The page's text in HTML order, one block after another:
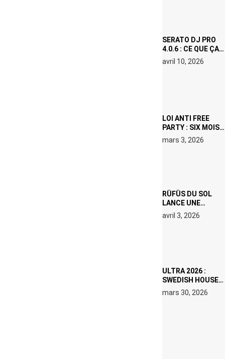
SERATO DJ PRO
4.0.6 : CE QUE ÇA
CHANGE, MÊME SI
VOUS N’ÊTES NI
avril 10, 2026
LOI ANTI FREE
PARTY : SIX MOIS
DE PRISON ET 5
000 € D’AMENDE
mars 3, 2026
RÜFÜS DU SOL
LANCE UNE
RÉSIDENCE DJ
SET DE QUATRE
avril 3, 2026
ULTRA 2026 :
SWEDISH HOUSE
MAFIA RETROUVE
ERIC PRYDZ DANS
mars 30, 2026